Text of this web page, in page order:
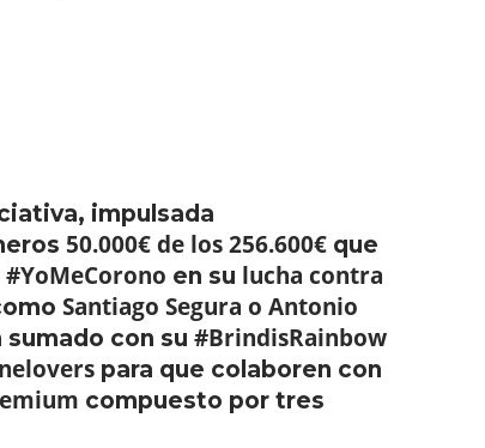
impulsada
50.000€ de los 256.600€ que
#YoMeCorono en su lucha contra
Santiago Segura o Antonio
sumado con su #BrindisRainbow
para que colaboren con
compuesto por tres